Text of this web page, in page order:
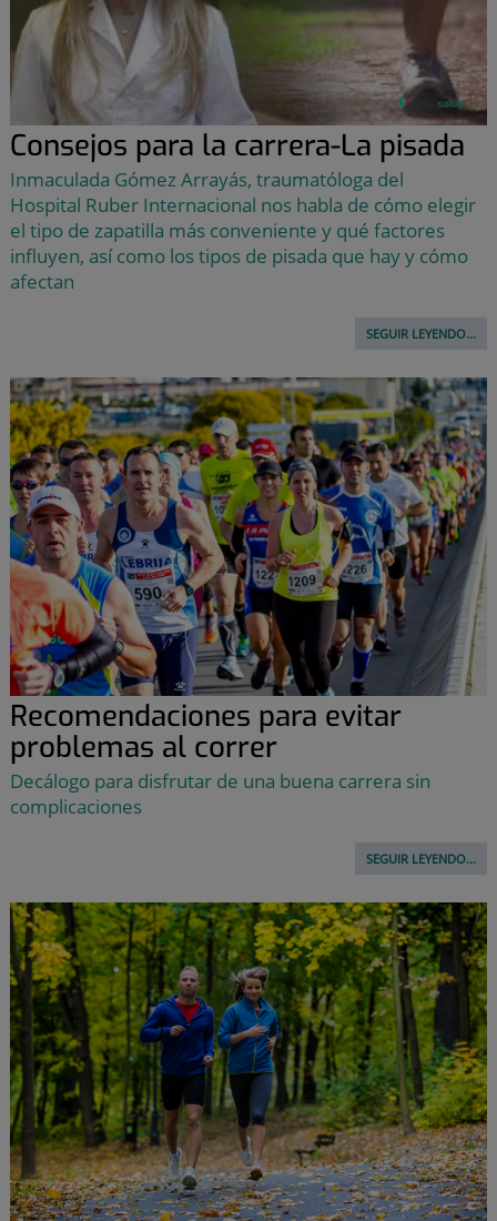
Consejos para la carrera-La pisada
Inmaculada Gómez Arrayás, traumatóloga del
Hospital Ruber Internacional nos habla de cómo elegir
el tipo de zapatilla más conveniente y qué factores
influyen, así como los tipos de pisada que hay y cómo
afectan
SEGUIR LEYENDO...
Recomendaciones para evitar
problemas al correr
Decálogo para disfrutar de una buena carrera sin
complicaciones
SEGUIR LEYENDO...